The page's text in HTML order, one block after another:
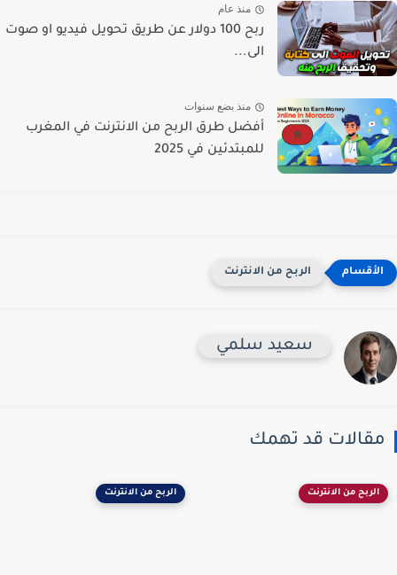
منذ عام
ربح 100 دولار عن طريق تحويل فيديو او صوت
الى...
منذ بضع سنوات
أفضل طرق الربح من الانترنت في المغرب
للمبتدئين في 2025
الربح من الانترنت
سعيد سلمي
مقالات قد تهمك
الربح من الانترنت الربح من الانترنت